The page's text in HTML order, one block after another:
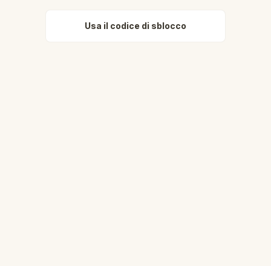
Usa il codice di sblocco